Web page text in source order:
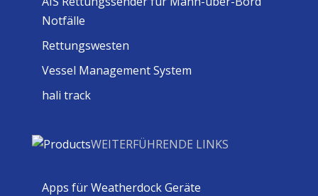
Notfälle
Rettungswesten
Vessel Management System
hali track
WEITERFÜHRENDE LINKS
Apps für Weatherdock Geräte